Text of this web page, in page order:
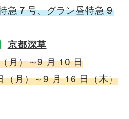
JRバスについて
急７号、グラン昼特急９
京都深草
月）～9 月 10 日
（月）～9 月 16 日（木）